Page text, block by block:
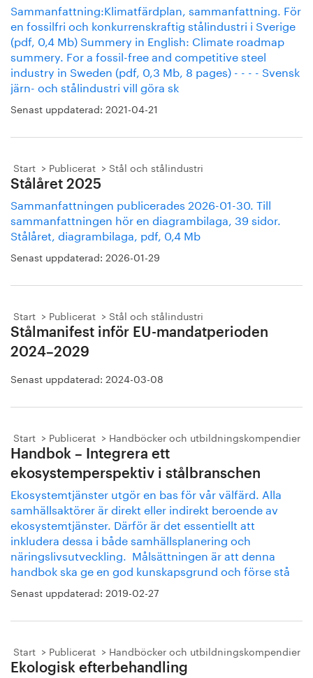
Sammanfattning:Klimatfärdplan, sammanfattning. För
en fossilfri och konkurrenskraftig stålindustri i Sverige
(pdf, 0,4 Mb) Summery in English: Climate roadmap
summery. For a fossil-free and competitive steel
industry in Sweden (pdf, 0,3 Mb, 8 pages) - - - - Svensk
järn- och stålindustri vill göra sk
Senast uppdaterad: 2021-04-21
Start Publicerat Stål och stålindustri
Stålåret 2025
Sammanfattningen publicerades 2026-01-30. Till
sammanfattningen hör en diagrambilaga, 39 sidor.
Stålåret, diagrambilaga, pdf, 0,4 Mb
Senast uppdaterad: 2026-01-29
Start Publicerat Stål och stålindustri
Stålmanifest inför EU-mandatperioden
2024–2029
Senast uppdaterad: 2024-03-08
Start Publicerat Handböcker och utbildningskompendier
Handbok – Integrera ett
ekosystemperspektiv i stålbranschen
Ekosystemtjänster utgör en bas för vår välfärd. Alla
samhällsaktörer är direkt eller indirekt beroende av
ekosystemtjänster. Därför är det essentiellt att
inkludera dessa i både samhällsplanering och
näringslivsutveckling. Målsättningen är att denna
handbok ska ge en god kunskapsgrund och förse stå
Senast uppdaterad: 2019-02-27
Start Publicerat Handböcker och utbildningskompendier
Ekologisk efterbehandling